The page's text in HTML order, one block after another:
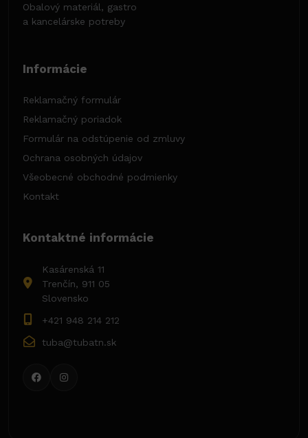
Obalový materiál, gastro
a kancelárske potreby
Informácie
Reklamačný formulár
Reklamačný poriadok
Formulár na odstúpenie od zmluvy
Ochrana osobných údajov
Všeobecné obchodné podmienky
Kontakt
Kontaktné informácie
Kasárenská 11
Trenčín, 911 05
Slovensko
+421 948 214 212
tuba@tubatn.sk